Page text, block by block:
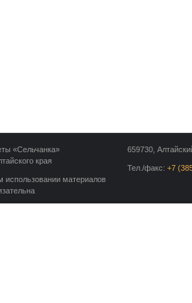
659730,
Тел./факс: +7
«Сельчанка»
края
использовании материалов